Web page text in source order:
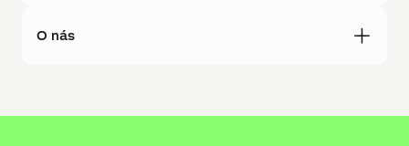
O nás